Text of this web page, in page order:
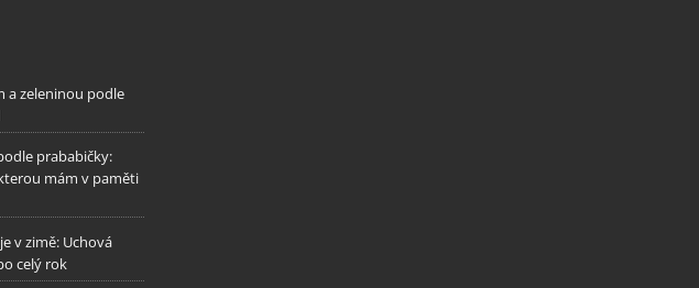
a zeleninou podle
prababičky:
mám v paměti
v zimě: Uchová
celý rok